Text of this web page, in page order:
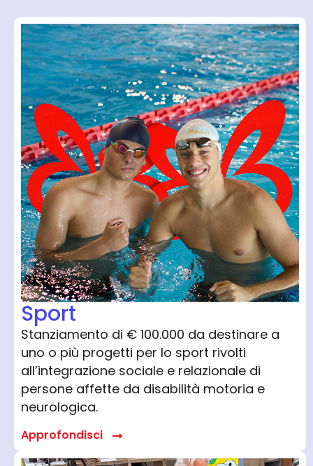
Sport
Stanziamento di € 100.000 da destinare a
uno o più progetti per lo sport rivolti
all’integrazione sociale e relazionale di
persone affette da disabilità motoria e
neurologica.
Approfondisci